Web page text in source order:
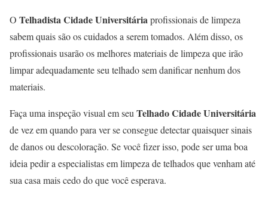
O Telhadista Cidade Universitáriaprofissionais de limpeza
sabem quais são os cuidados a serem tomados. Além disso, os
profissionais usarão os melhores materiais de limpeza que irão
limpar adequadamente seu telhado sem danificar nenhum dos
materiais.
Faça uma inspeção visual em seu Telhado Cidade Universitária
de vez em quando para ver se consegue detectar quaisquer sinais
de danos ou descoloração. Se você fizer isso, pode ser uma boa
ideia pedir a especialistas em limpeza de telhados que venham até
sua casa mais cedo do que você esperava.